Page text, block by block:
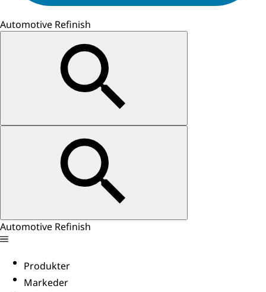
Automotive Refinish
Automotive Refinish
Produkter
Markeder